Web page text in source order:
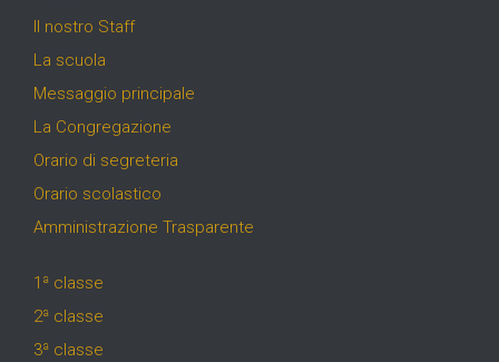
Il nostro Staff
La scuola
Messaggio principale
La Congregazione
Orario di segreteria
Orario scolastico
Amministrazione Trasparente
1ª classe
2ª classe
3ª classe